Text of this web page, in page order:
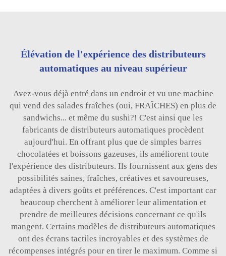
Élévation de l'expérience des distributeurs
automatiques au niveau supérieur
Avez-vous déjà entré dans un endroit et vu une machine
qui vend des salades fraîches (oui, FRAÎCHES) en plus de
sandwichs... et même du sushi?! C'est ainsi que les
fabricants de distributeurs automatiques procèdent
aujourd'hui. En offrant plus que de simples barres
chocolatées et boissons gazeuses, ils améliorent toute
l'expérience des distributeurs. Ils fournissent aux gens des
possibilités saines, fraîches, créatives et savoureuses,
adaptées à divers goûts et préférences. C'est important car
beaucoup cherchent à améliorer leur alimentation et
prendre de meilleures décisions concernant ce qu'ils
mangent. Certains modèles de distributeurs automatiques
ont des écrans tactiles incroyables et des systèmes de
récompenses intégrés pour en tirer le maximum. Comme si